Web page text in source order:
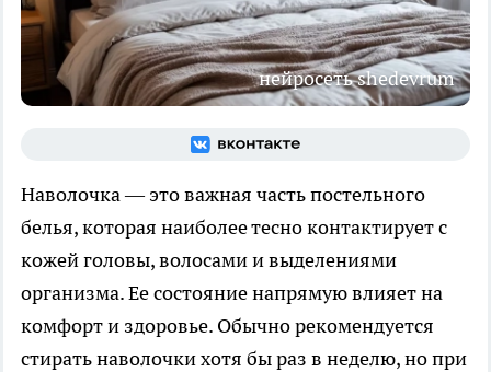
нейросеть shedevrum
Наволочка — это важная часть постельного
белья, которая наиболее тесно контактирует с
кожей головы, волосами и выделениями
организма. Ее состояние напрямую влияет на
комфорт и здоровье. Обычно рекомендуется
стирать наволочки хотя бы раз в неделю, но при